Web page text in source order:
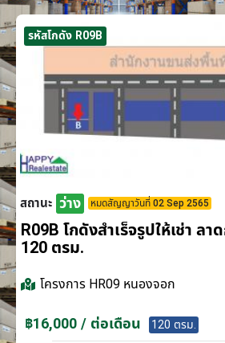
รหัสโกดัง R09B
สถานะ ว่าง หมดสัญญาวันที่ 02 Sep 2565
R09B โกดังสำเร็จรูปให้เช่า ลา
120 ตรม.
โครงการ HR09 หนองจอก
฿16,000 / ต่อเดือน 120 ตรม.